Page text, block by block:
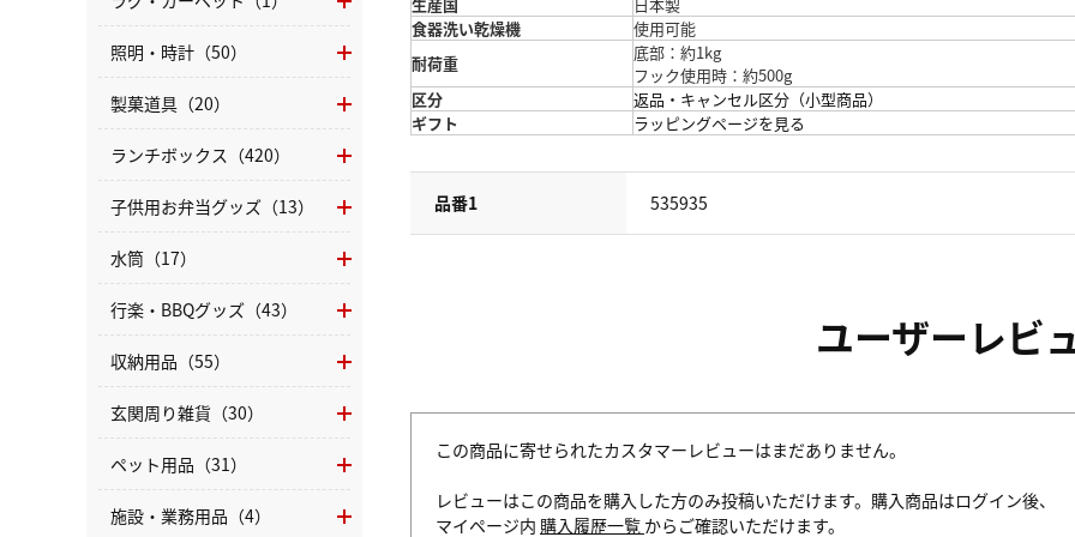
食器洗い乾燥機
使用可能
耐荷重
底部：約1kg
フック使用時：約500g
区分
返品・キャンセル区分（小型商品）
ギフト
ラッピングページを見る
品番1 535935
ユーザーレビ
この商品に寄せられたカスタマーレビューはまだありません。
レビューはこの商品を購入した方のみ投稿いただけます。購入商品はログイン後、
マイページ内 購入履歴一覧 からご確認いただけます。
照明・時計（50）
製菓道具（20）
ランチボックス（420）
子供用お弁当グッズ（13）
水筒（17）
行楽・BBQグッズ（43）
収納用品（55）
玄関周り雑貨（30）
ペット用品（31）
施設・業務用品（4）